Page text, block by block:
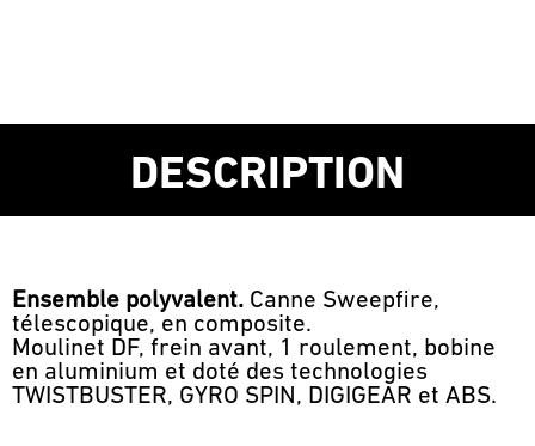
DESCRIPTION
Ensemble polyvalent. Canne Sweepfire,
télescopique, en composite.
Moulinet DF, frein avant, 1 roulement, bobine
en aluminium et doté des technologies
TWISTBUSTER, GYRO SPIN, DIGIGEAR et ABS.